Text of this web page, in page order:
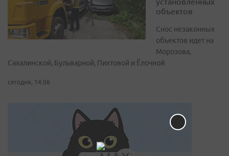
объектов
Снос незаконных
объектов идет на
Морозова,
Сахалинской, Бульварной, Пихтовой и Ёлочной
сегодня, 14:06